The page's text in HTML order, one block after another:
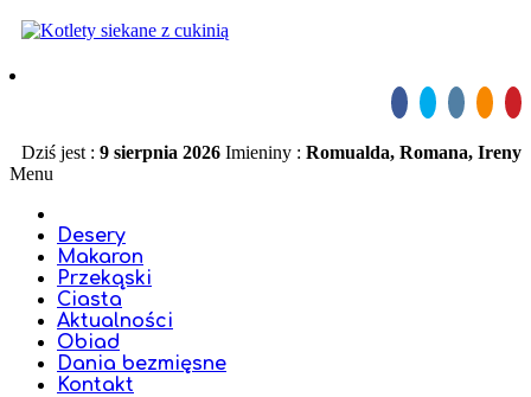
Dziś jest : 9 sierpnia 2026 Imieniny : Romualda, Romana, Ireny
Menu
Desery
Makaron
Przekąski
Ciasta
Aktualności
Obiad
Dania bezmięsne
Kontakt